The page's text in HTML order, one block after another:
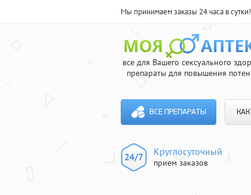
Мы принимаем заказы 24 часа в сутки!
все для Вашего сексуального
препараты для повышения
ВСЕ ПРЕПАРАТЫ
Круглосуточный
прием заказов